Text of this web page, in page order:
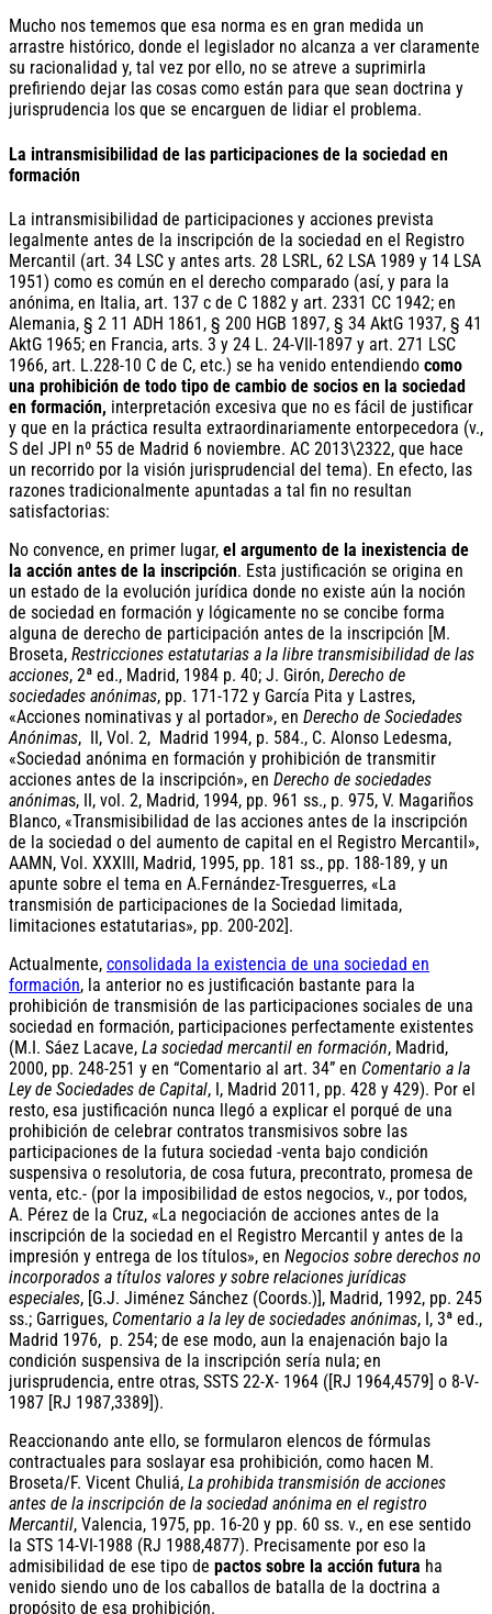
Mucho nos tememos que esa norma es en gran medida un
arrastre histórico, donde el legislador no alcanza a ver claramente
su racionalidad y, tal vez por ello, no se atreve a suprimirla
prefiriendo dejar las cosas como están para que sean doctrina y
jurisprudencia los que se encarguen de lidiar el problema.
La intransmisibilidad de las participaciones de la sociedad en
formación
La intransmisibilidad de participaciones y acciones prevista
legalmente antes de la inscripción de la sociedad en el Registro
Mercantil (art. 34 LSC y antes arts. 28 LSRL, 62 LSA 1989 y 14 LSA
1951) como es común en el derecho comparado (así, y para la
anónima, en Italia, art. 137 c de C 1882 y art. 2331 CC 1942; en
Alemania, § 2 11 ADH 1861, § 200 HGB 1897, § 34 AktG 1937, § 41
AktG 1965; en Francia, arts. 3 y 24 L. 24-VII-1897 y art. 271 LSC
1966, art. L.228-10 C de C, etc.) se ha venido entendiendo como
una prohibición de todo tipo de cambio de socios en la sociedad
en formación, interpretación excesiva que no es fácil de justificar
y que en la práctica resulta extraordinariamente entorpecedora (v.,
S del JPI nº 55 de Madrid 6 noviembre. AC 2013\2322, que hace
un recorrido por la visión jurisprudencial del tema). En efecto, las
razones tradicionalmente apuntadas a tal fin no resultan
satisfactorias:
No convence, en primer lugar, el argumento de la inexistencia de
la acción antes de la inscripción. Esta justificación se origina en
un estado de la evolución jurídica donde no existe aún la noción
de sociedad en formación y lógicamente no se concibe forma
alguna de derecho de participación antes de la inscripción [M.
Broseta, Restricciones estatutarias a la libre transmisibilidad de las
acciones, 2ª ed., Madrid, 1984 p. 40; J. Girón, Derecho de
sociedades anónimas, pp. 171-172 y García Pita y Lastres,
«Acciones nominativas y al portador», en Derecho de Sociedades
Anónimas, II, Vol. 2, Madrid 1994, p. 584., C. Alonso Ledesma,
«Sociedad anónima en formación y prohibición de transmitir
acciones antes de la inscripción», en Derecho de sociedades
anónimas, II, vol. 2, Madrid, 1994, pp. 961 ss., p. 975, V. Magariños
Blanco, «Transmisibilidad de las acciones antes de la inscripción
de la sociedad o del aumento de capital en el Registro Mercantil»,
AAMN, Vol. XXXIII, Madrid, 1995, pp. 181 ss., pp. 188-189, y un
apunte sobre el tema en A.Fernández-Tresguerres, «La
transmisión de participaciones de la Sociedad limitada,
limitaciones estatutarias», pp. 200-202].
Actualmente, consolidada la existencia de una sociedad en
formación, la anterior no es justificación bastante para la
prohibición de transmisión de las participaciones sociales de una
sociedad en formación, participaciones perfectamente existentes
(M.I. Sáez Lacave, La sociedad mercantil en formación, Madrid,
2000, pp. 248-251 y en “Comentario al art. 34” en Comentario a la
Ley de Sociedades de Capital, I, Madrid 2011, pp. 428 y 429). Por el
resto, esa justificación nunca llegó a explicar el porqué de una
prohibición de celebrar contratos transmisivos sobre las
participaciones de la futura sociedad -venta bajo condición
suspensiva o resolutoria, de cosa futura, precontrato, promesa de
venta, etc.- (por la imposibilidad de estos negocios, v., por todos,
A. Pérez de la Cruz, «La negociación de acciones antes de la
inscripción de la sociedad en el Registro Mercantil y antes de la
impresión y entrega de los títulos», en Negocios sobre derechos no
incorporados a títulos valores y sobre relaciones jurídicas
especiales, [G.J. Jiménez Sánchez (Coords.)], Madrid, 1992, pp. 245
ss.; Garrigues, Comentario a la ley de sociedades anónimas, I, 3ª ed.,
Madrid 1976, p. 254; de ese modo, aun la enajenación bajo la
condición suspensiva de la inscripción sería nula; en
jurisprudencia, entre otras, SSTS 22-X- 1964 ([RJ 1964,4579] o 8-V-
1987 [RJ 1987,3389]).
Reaccionando ante ello, se formularon elencos de fórmulas
contractuales para soslayar esa prohibición, como hacen M.
Broseta/F. Vicent Chuliá, La prohibida transmisión de acciones
antes de la inscripción de la sociedad anónima en el registro
Mercantil, Valencia, 1975, pp. 16-20 y pp. 60 ss. v., en ese sentido
la STS 14-VI-1988 (RJ 1988,4877). Precisamente por eso la
admisibilidad de ese tipo de pactos sobre la acción futura ha
venido siendo uno de los caballos de batalla de la doctrina a
propósito de esa prohibición.